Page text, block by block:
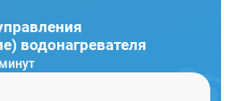
водонагревателя